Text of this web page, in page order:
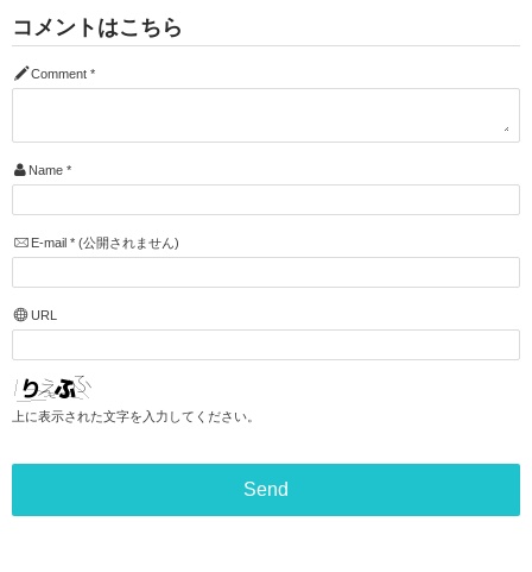
コメントはこちら
Comment *
Name *
E-mail *(公開されません)
URL
上に表示された文字を入力してください。